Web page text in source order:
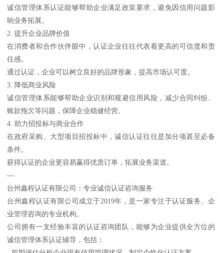
诚信管理体系认证能够帮助企业满足政策要求，避免因信用问题影
响业务拓展。
2. 提升企业品牌价值
在消费者和合作伙伴眼中，认证企业往往代表着更高的可信度和责
任感。
通过认证，企业可以树立良好的品牌形象，提高市场认可度。
3. 降低商业风险
诚信管理体系能够帮助企业识别和规避信用风险，减少合同纠纷、
账款拖欠等问题，保障企业稳健经营。
4. 助力招投标与商业合作
在政府采购、大型项目招投标中，诚信认证往往是加分项甚至必备
条件。
获得认证的企业更容易赢得优质订单，拓展业务渠道。
---
台州鑫程认证有限公司：专业诚信认证咨询服务
台州鑫程认证有限公司成立于2019年，是一家专注于认证服务、企
业管理咨询的专业机构。
公司拥有一支经验丰富的认证咨询团队，能够为企业提供全方位的
诚信管理体系认证辅导，包括：